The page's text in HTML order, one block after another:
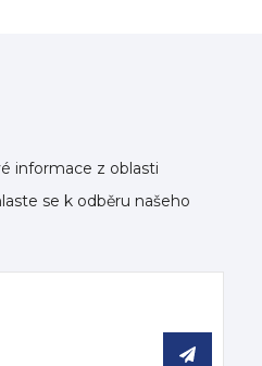
informace z oblasti
se k odběru našeho